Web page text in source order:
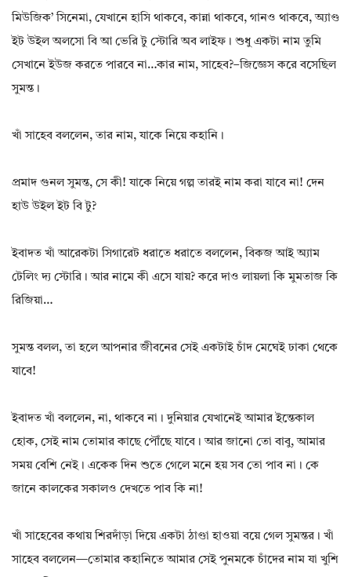
মিউজিক’ সিনেমা, যেখানে হাসি থাকবে, কান্না থাকবে, গানও থাকবে, অ্যাণ্ড
ইট উইল অলসো বি আ ভেরি টু স্টোরি অব লাইফ। শুধু একটা নাম তুমি
সেখানে ইউজ করতে পারবে না…কার নাম, সাহেব?–জিজ্ঞেস করে বসেছিল
সুমন্ত।
খাঁ সাহেব বললেন, তার নাম, যাকে নিয়ে কহানি।
প্রমাদ গুনল সুমন্ত, সে কী! যাকে নিয়ে গল্প তারই নাম করা যাবে না! দেন
হাউ উইল ইট বি টু?
ইবাদত খাঁ আরেকটা সিগারেট ধরাতে ধরাতে বললেন, বিকজ আই অ্যাম
টেলিং দ্য স্টোরি। আর নামে কী এসে যায়? করে দাও লায়লা কি মুমতাজ কি
রিজিয়া…
সুমন্ত বলল, তা হলে আপনার জীবনের সেই একটাই চাঁদ মেঘেই ঢাকা থেকে
যাবে!
ইবাদত খাঁ বললেন, না, থাকবে না। দুনিয়ার যেখানেই আমার ইন্তেকাল
হোক, সেই নাম তোমার কাছে পৌঁছে যাবে। আর জানো তো বাবু, আমার
সময় বেশি নেই। একেক দিন শুতে গেলে মনে হয় সব তো পাব না। কে
জানে কালকের সকালও দেখতে পাব কি না!
খাঁ সাহেবের কথায় শিরদাঁড়া দিয়ে একটা ঠাণ্ডা হাওয়া বয়ে গেল সুমন্তর। খাঁ
সাহেব বললেন—তোমার কহানিতে আমার সেই পুনমকে চাঁদের নাম যা খুশি